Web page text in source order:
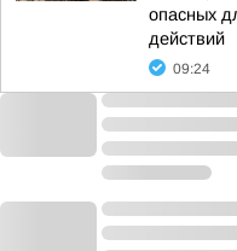
опасных
действий
09:24